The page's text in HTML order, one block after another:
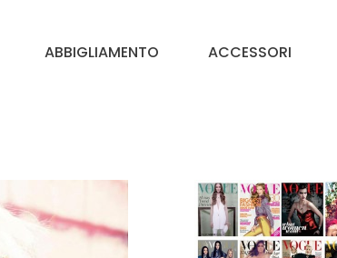
ABBIGLIAMENTO ACCESSORI